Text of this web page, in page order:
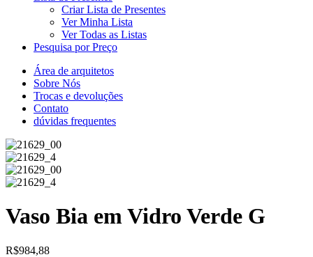
Criar Lista de Presentes
Ver Minha Lista
Ver Todas as Listas
Pesquisa por Preço
Área de arquitetos
Sobre Nós
Trocas e devoluções
Contato
dúvidas frequentes
Vaso Bia em Vidro Verde G
R$984,88